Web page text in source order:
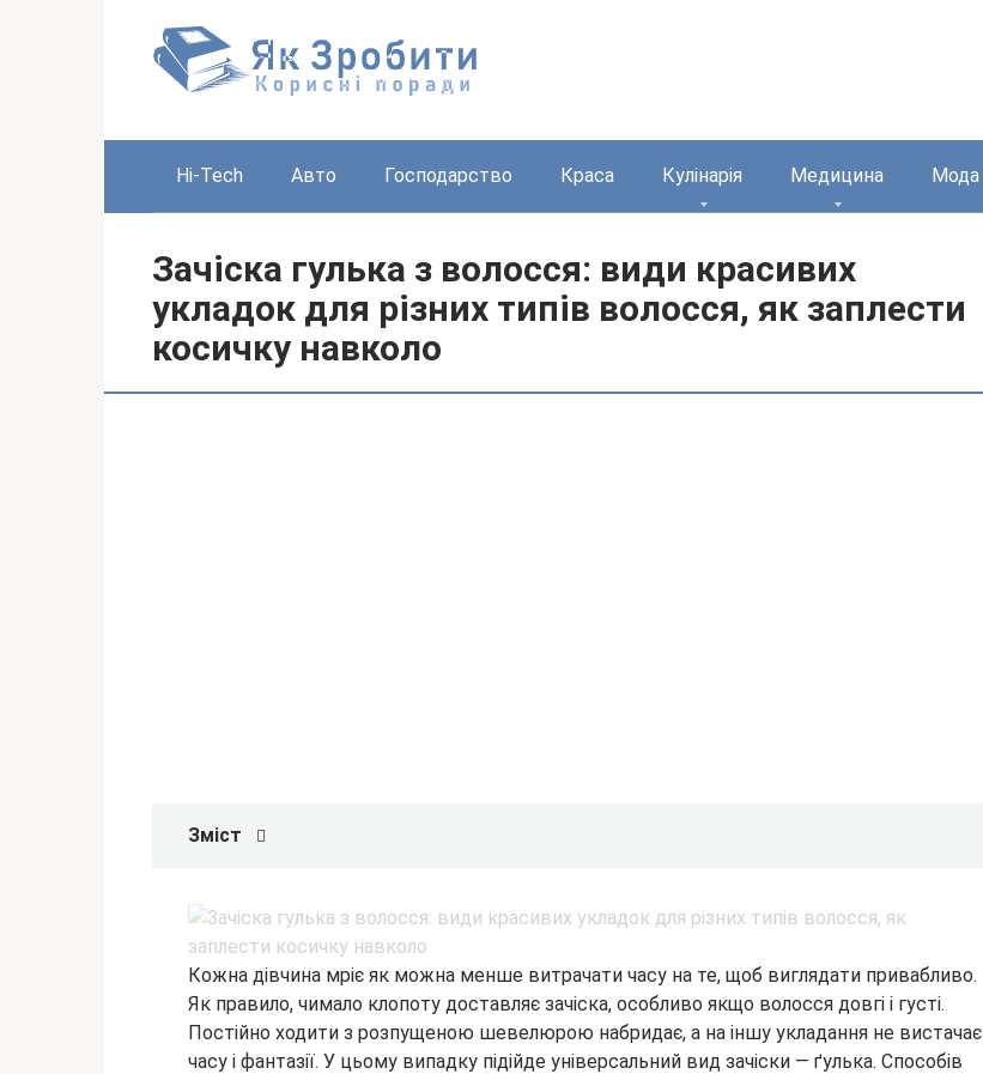
Hi-Tech Авто Господарство Краса Кулінарія Медицина Мода
Зачіска гулька з волосся: види красивих
укладок для різних типів волосся, як заплести
косичку навколо
Зміст
Кожна дівчина мріє як можна менше витрачати часу на те, щоб виглядати привабливо.
Як правило, чимало клопоту доставляє зачіска, особливо якщо волосся довгі і густі.
Постійно ходити з розпущеною шевелюрою набридає, а на іншу укладання не вистачає
часу і фантазії. У цьому випадку підійде універсальний вид зачіски — ґулька. Способів